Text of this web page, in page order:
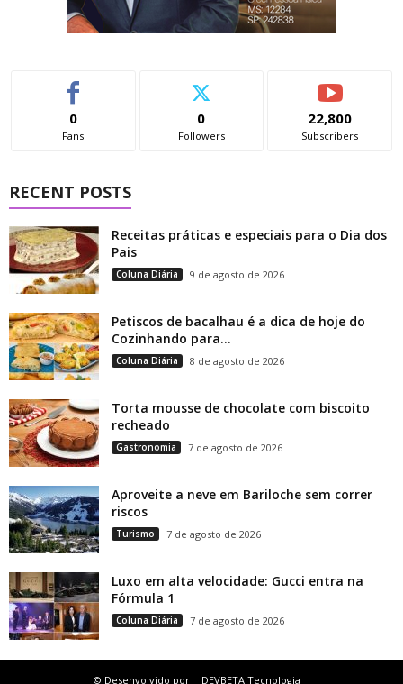
0
Fans
0
Followers
22,800
Subscribers
RECENT POSTS
Receitas práticas e especiais para o Dia dos
Pais
Coluna Diária 9 de agosto de 2026
Petiscos de bacalhau é a dica de hoje do
Cozinhando para...
Coluna Diária 8 de agosto de 2026
Torta mousse de chocolate com biscoito
recheado
Gastronomia 7 de agosto de 2026
Aproveite a neve em Bariloche sem correr
riscos
Turismo 7 de agosto de 2026
Luxo em alta velocidade: Gucci entra na
Fórmula 1
Coluna Diária 7 de agosto de 2026
© Desenvolvido por DEVBETA Tecnologia